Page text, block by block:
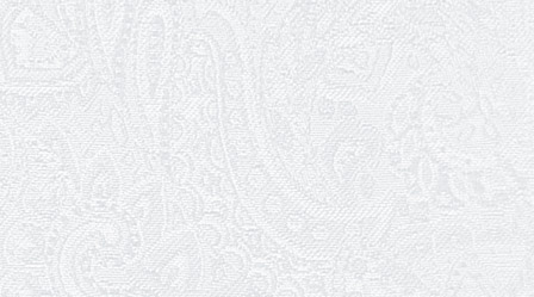
Відновлення мюзиклу «Ханум»
06.05.2026
Вітаємо з прем'єрою у виставі «Два
кольори однієї долі» Катерину Мись!
26.04.2026
З першою прем'єрою 2026 року!
25.04.2026
Трудовий ювілей Ауріки Ахметової